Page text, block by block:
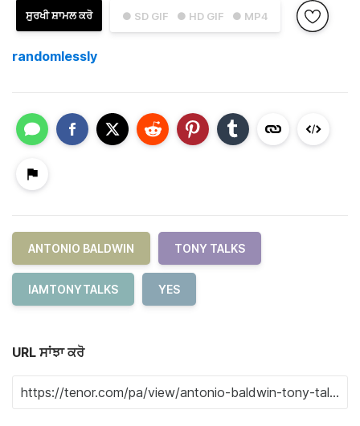
● SD GIF ● HD GIF ● MP4
ਸੁਰਖੀ ਸ਼ਾਮਲ ਕਰੋ
randomlessly
ANTONIO BALDWIN TONY TALKS
IAMTONYTALKS YES
URL ਸਾਂਝਾ ਕਰੋ